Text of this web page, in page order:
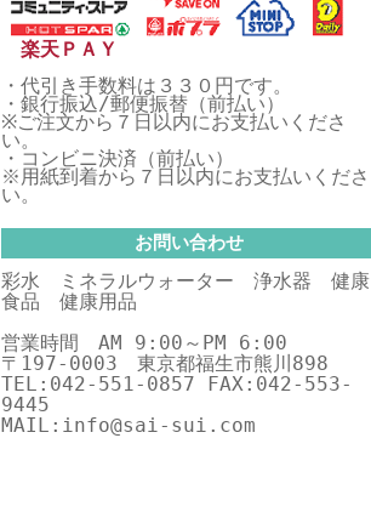
楽天ＰＡＹ
・代引き手数料は３３０円です。
・銀行振込/郵便振替（前払い）
※ご注文から７日以内にお支払いくださ
い。
・コンビニ決済（前払い）
※用紙到着から７日以内にお支払いくださ
い。
お問い合わせ
彩水 ミネラルウォーター 浄水器 健康
食品 健康用品
営業時間 AM 9:00～PM 6:00
〒197-0003 東京都福生市熊川898
TEL:042-551-0857 FAX:042-553-
9445
MAIL:info@sai-sui.com